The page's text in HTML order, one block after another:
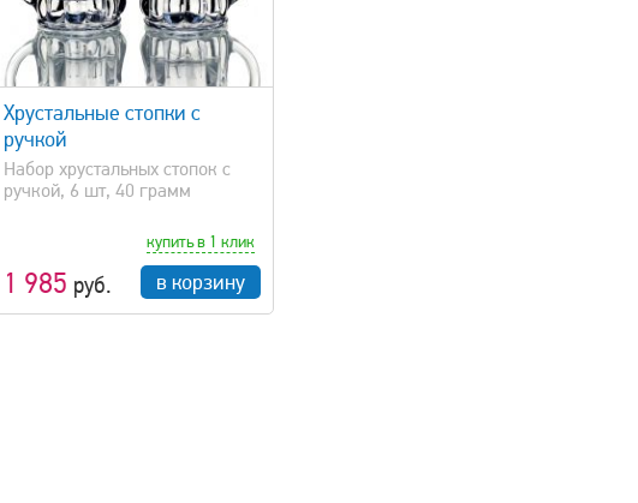
Хрустальные стопки с
ручкой
Набор хрустальных стопок с
ручкой, 6 шт, 40 грамм
1 985 руб.
купить в 1 клик
в корзину